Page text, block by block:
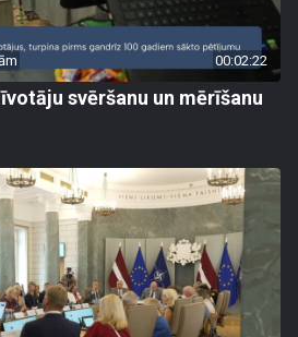
00:02:22
svēršanu un mērīšanu